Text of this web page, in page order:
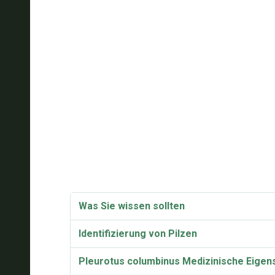
Was Sie wissen sollten
Identifizierung von Pilzen
Pleurotus columbinus Medizinische